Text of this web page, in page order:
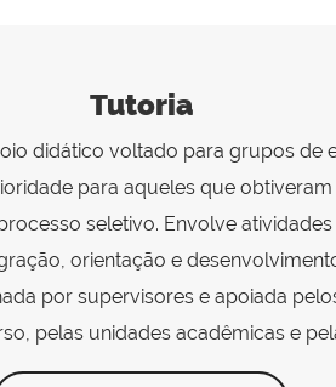
Tutoria
didático voltado para grupos de
para aqueles que
seletivo. Envolve
orientação e
por supervisores e apoiada
pelas unidades acadêmicas e